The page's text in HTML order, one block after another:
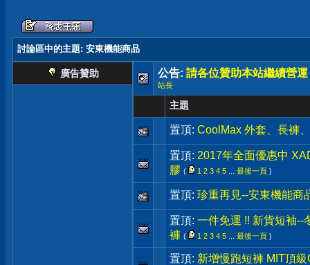
討論區中的主題: 安東機能商品
廣告贊助 公告: 請各位贊助本站繼續營運
站長
主題
置頂: CoolMax 外套、長褲
置頂: 2017年全面優惠中
膠 ( 1 2 3 4 5 最後一頁 )
置頂: 珍重再見--安東機能商
置頂: 一件免運 !! 新貨短袖--
褲 ( 1 2 3 4 5 最後一頁 )
置頂: 新增慢跑短褲 MIT頂